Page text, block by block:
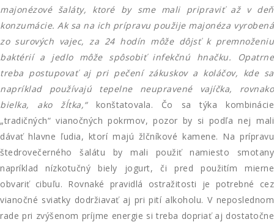
majonézové šaláty, ktoré by sme mali pripraviť až v deň
konzumácie. Ak sa na ich prípravu použije majonéza vyrobená
zo surových vajec, za 24 hodín môže dôjsť k premnoženiu
baktérií a jedlo môže spôsobiť infekčnú hnačku. Opatrne
treba postupovať aj pri pečení zákuskov a koláčov, kde sa
napríklad používajú tepelne neupravené vajíčka, rovnako
bielka, ako žĺtka,“konštatovala. Čo sa týka kombinácie
„tradičných“ vianočných pokrmov, pozor by si podľa nej mali
dávať hlavne ľudia, ktorí majú žlčníkové kamene. Na prípravu
štedrovečerného šalátu by mali použiť namiesto smotany
napríklad nízkotučný biely jogurt, či pred použitím mierne
obvariť cibuľu. Rovnaké pravidlá ostražitosti je potrebné cez
vianočné sviatky dodržiavať aj pri pití alkoholu. V neposlednom
rade pri zvýšenom príjme energie si treba dopriať aj dostatočne